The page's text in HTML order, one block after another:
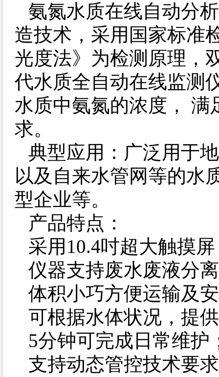
氨氮水质在线自动分
造技术，采用国家标准
光度法》为检测原理，
代水质全自动在线监测
水质中氨氮的浓度，
求。
典型应用：广泛用于
以及自来水管网等的水
型企业等。
产品特点：
采用10.4吋超大触摸
仪器支持废水废液分
体积小巧方便运输及
可根据水体状况，提
5分钟可完成日常维护
支持动态管控技术要